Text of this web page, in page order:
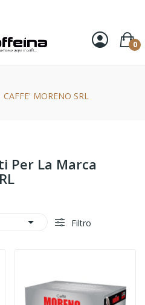
0
CAFFE' MORENO SRL
Per La Marca
 Filtro